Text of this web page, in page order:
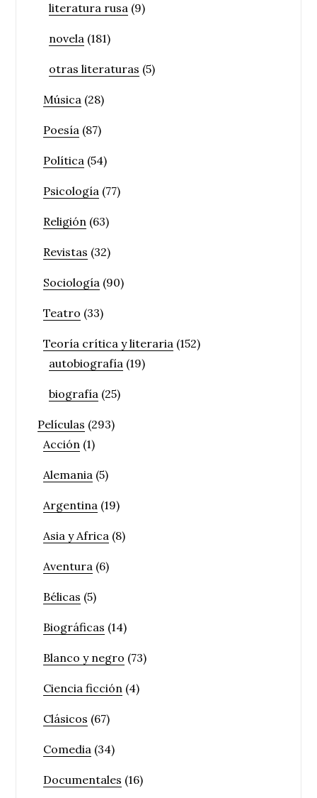
literatura rusa (9)
novela (181)
otras literaturas (5)
Música (28)
Poesía (87)
Política (54)
Psicología (77)
Religión (63)
Revistas (32)
Sociología (90)
Teatro (33)
Teoría crítica y literaria (152)
autobiografía (19)
biografía (25)
Películas (293)
Acción (1)
Alemania (5)
Argentina (19)
Asia y Africa (8)
Aventura (6)
Bélicas (5)
Biográficas (14)
Blanco y negro (73)
Ciencia ficción (4)
Clásicos (67)
Comedia (34)
Documentales (16)